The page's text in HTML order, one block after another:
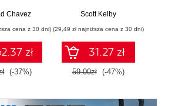
Chavez
cena z 30 dni)
zł
(-37%)
wyjaśnione krok po
Scott Kelby
(29,49 zł najniższa cena z 30 dni)
31.27 zł
59.00zł (-47%)